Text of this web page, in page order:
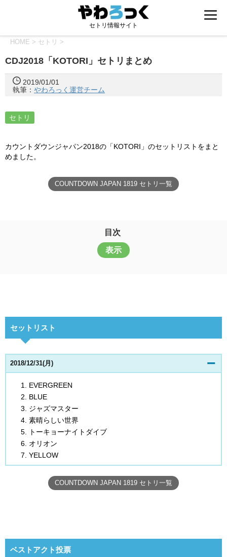
セトリ情報サイト
HOME > セトリ >
CDJ2018「KOTORI」セトリまとめ
2019/01/01
執筆： やわろっく運営チーム
セトリ
カウントダウンジャパン2018の「KOTORI」のセットリストをまと
めました。
COUNTDOWN JAPAN 1819 セトリ一覧
目次
表示
セットリスト
2018/12/31(月)
EVERGREEN
BLUE
ジャズマスター
素晴らしい世界
トーキョーナイトダイブ
オリオン
YELLOW
COUNTDOWN JAPAN 1819 セトリ一覧
ベストアクト投票